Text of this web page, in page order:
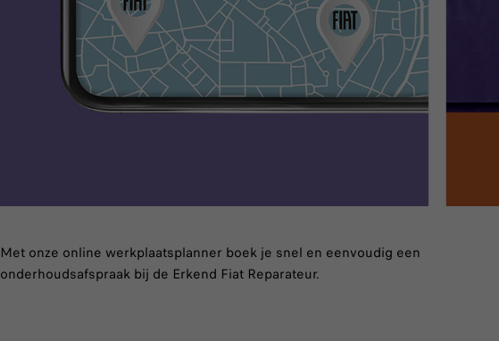
Met onze online werkplaatsplanner boek je snel en eenvoudig een
onderhoudsafspraak bij de Erkend Fiat Reparateur.